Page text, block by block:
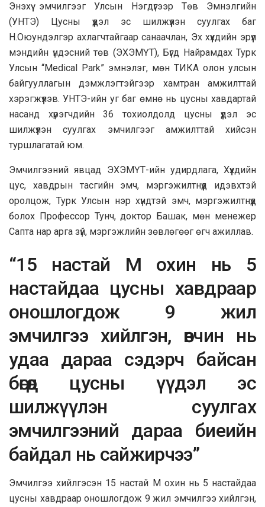
Энэхүү эмчилгээг Улсын Нэгдүгээр Төв Эмнэлгийн
(УНТЭ) Цусны үүдэл эс шилжүүлэн суулгах баг
Н.Оюундэлгэр ахлагчтайгаар санаачлан, Эх хүүхдийн эрүүл
мэндийн үндэсний төв (ЭХЭМҮТ), Бүгд Найрамдах Турк
Улсын “Medical Park” эмнэлэг, мөн ТИКА олон улсын
байгууллагын дэмжлэгтэйгээр хамтран амжилттай
хэрэгжүүлэв. УНТЭ-ийн уг баг өмнө нь цусны хавдартай
насанд хүрэгчдийн 36 тохиолдолд цусны үүдэл эс
шилжүүлэн суулгах эмчилгээг амжилттай хийсэн
туршлагатай юм.
Эмчилгээний явцад ЭХЭМҮТ-ийн удирдлага, Хүүхдийн
цус, хавдрын тасгийн эмч, мэргэжилтнүүд идэвхтэй
оролцож, Турк Улсын нэр хүндтэй эмч, мэргэжилтнүүд
болох Профессор Тунч, доктор Башак, мөн менежер
Сапта нар арга зүй, мэргэжлийн зөвлөгөөг өгч ажиллав.
“15 настай М охин нь 5
настайдаа цусны хавдраар
оношлогдож 9 жил
эмчилгээ хийлгэн, өвчин нь
удаа дараа сэдэрч байсан
бөгөөд цусны үүдэл эс
шилжүүлэн суулгах
эмчилгээний дараа биеийн
байдал нь сайжирчээ”
Эмчилгээ хийлгэсэн 15 настай М охин нь 5 настайдаа
цусны хавдраар оношлогдож 9 жил эмчилгээ хийлгэн,